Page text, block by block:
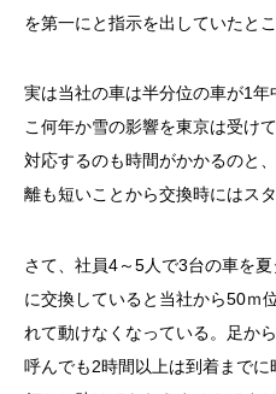
を第一にと指示を出していたとこ
実は当社の車は半分位の車が1年
こ何年か雪の影響を東京は受け
対応するのも時間がかかるのと
離も短いことから交換時にはス
さて、社員4～5人で3台の車を
に交換していると当社から50ｍ
れて動けなくなっている。足か
呼んでも2時間以上は到着までに